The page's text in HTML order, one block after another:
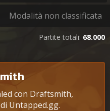
Modalità non classificata
Partite totali: 68.000
con Draftsmith,
Untapped.gg.